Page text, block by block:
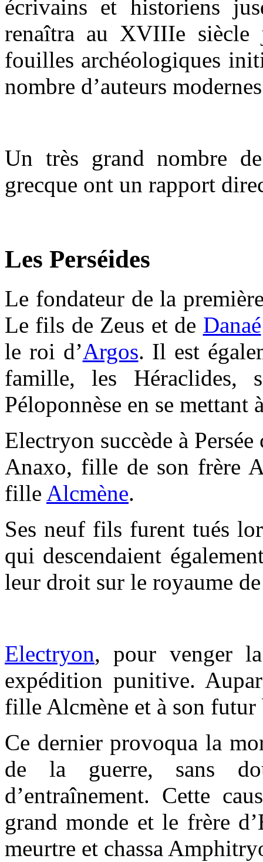
écrivains et historiens
renaîtra au XVIIIe siècle
fouilles archéologiques
nombre d’auteurs
Un très grand nombre
grecque ont un rapport
Les Perséides
Le fondateur de la
Le fils de Zeus et de Danaé
le roi d’Argos. Il est
famille, les Héraclides,
Péloponnèse en se mettant
Electryon succède à
Anaxo, fille de son frère
fille Alcmène.
Ses neuf fils furent tués
qui descendaient
leur droit sur le royaume
Electryon, pour venger
expédition punitive.
fille Alcmène et à son
Ce dernier provoqua la
de la guerre, sans
d’entraînement. Cette
grand monde et le frère
meurtre et chassa